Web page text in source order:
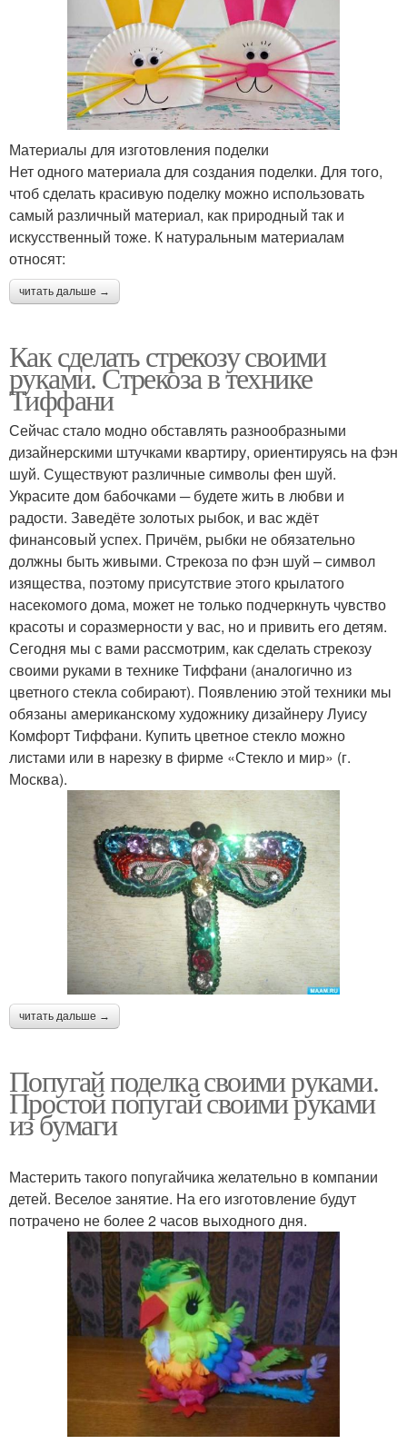
Материалы для изготовления поделки
Нет одного материала для создания поделки. Для того,
чтоб сделать красивую поделку можно использовать
самый различный материал, как природный так и
искусственный тоже. К натуральным материалам
относят:
читать дальше →
Как сделать стрекозу своими
руками. Стрекоза в технике
Тиффани
Сейчас стало модно обставлять разнообразными
дизайнерскими штучками квартиру, ориентируясь на фэн
шуй. Существуют различные символы фен шуй.
Украсите дом бабочками ─ будете жить в любви и
радости. Заведёте золотых рыбок, и вас ждёт
финансовый успех. Причём, рыбки не обязательно
должны быть живыми. Стрекоза по фэн шуй – символ
изящества, поэтому присутствие этого крылатого
насекомого дома, может не только подчеркнуть чувство
красоты и соразмерности у вас, но и привить его детям.
Сегодня мы с вами рассмотрим, как сделать стрекозу
своими руками в технике Тиффани (аналогично из
цветного стекла собирают). Появлению этой техники мы
обязаны американскому художнику дизайнеру Луису
Комфорт Тиффани. Купить цветное стекло можно
листами или в нарезку в фирме «Стекло и мир» (г.
Москва).
читать дальше →
Попугай поделка своими руками.
Простой попугай своими руками
из бумаги
Мастерить такого попугайчика желательно в компании
детей. Веселое занятие. На его изготовление будут
потрачено не более 2 часов выходного дня.